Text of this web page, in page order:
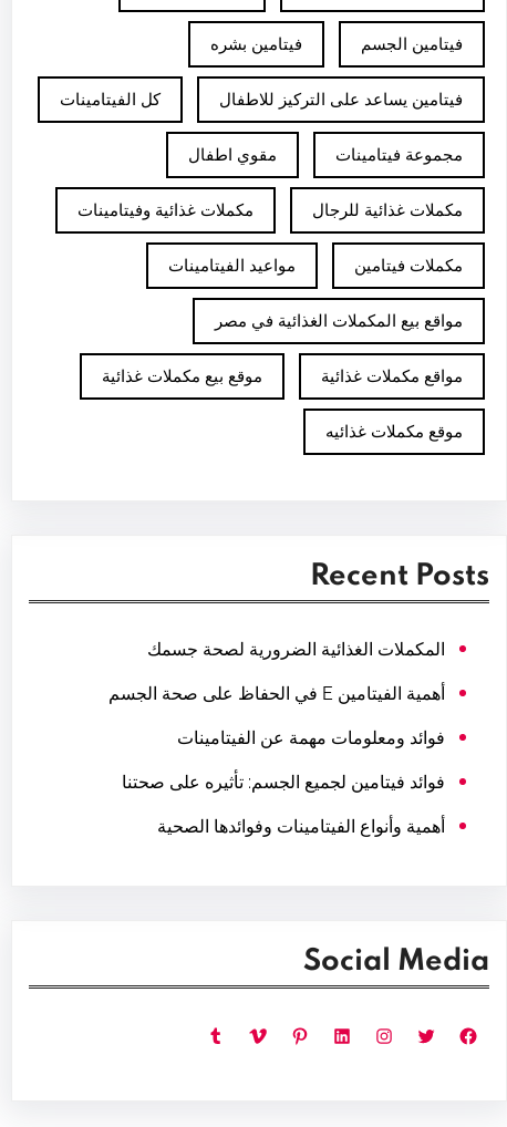
فيتامين الجسم فيتامين بشره
فيتامين يساعد على التركيز للاطفال كل الفيتامينات
مجموعة فيتامينات مقوي اطفال
مكملات غذائية للرجال مكملات غذائية وفيتامينات
مكملات فيتامين مواعيد الفيتامينات
مواقع بيع المكملات الغذائية في مصر
مواقع مكملات غذائية موقع بيع مكملات غذائية
موقع مكملات غذائيه
Recent Posts
المكملات الغذائية الضرورية لصحة جسمك
أهمية الفيتامين E في الحفاظ على صحة الجسم
فوائد ومعلومات مهمة عن الفيتامينات
فوائد فيتامين لجميع الجسم: تأثيره على صحتنا
أهمية وأنواع الفيتامينات وفوائدها الصحية
Social Media
فيسبوك تويتر إنستجرام لينكد إن بينتريست فيميو تمبلر